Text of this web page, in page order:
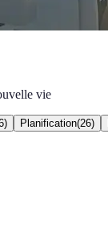
vie
) Planification(26)